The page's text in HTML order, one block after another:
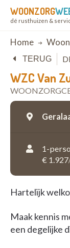
WOONZORG
dé rusthuizen &
Home
WZC Van
TERUG
1-
€ 1.927
Hartelijk
Maak kennis
een degelijke